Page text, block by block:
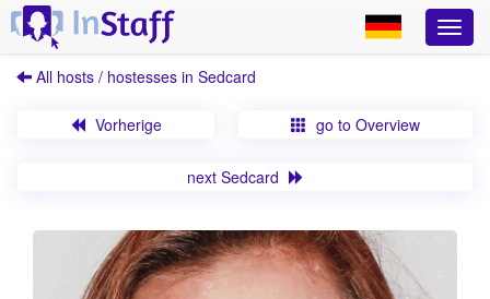
All hosts / hostesses in Sedcard
Vorherige go to Overview
next Sedcard